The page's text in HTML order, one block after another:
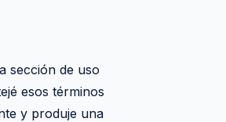
sección de uso
esos términos
y produje una